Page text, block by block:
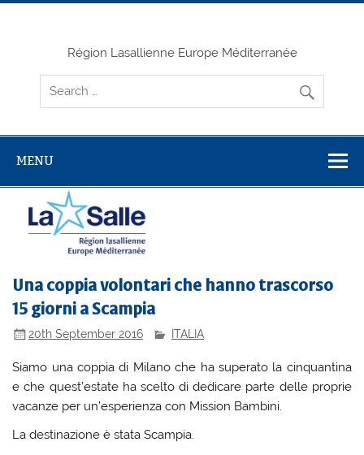
Skip
Région Lasallienne Europe Méditerranée
MENU
Una coppia volontari che hanno trascorso
15 giorni a Scampia
20th September 2016 ITALIA
Siamo una coppia di Milano che ha superato la cinquantina
e che quest’estate ha scelto di dedicare parte delle proprie
vacanze per un’esperienza con Mission Bambini.
La destinazione è stata Scampia.